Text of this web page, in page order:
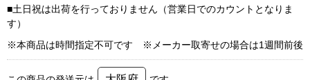
■土日祝は出荷を行っておりません（営業日でのカウントとなりま
す）
※本商品は時間指定不可です ※メーカー取寄せの場合は1週間前後